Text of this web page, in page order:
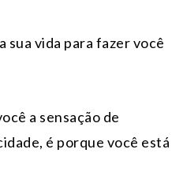
sua vida para fazer você
a sensação de
é porque você está